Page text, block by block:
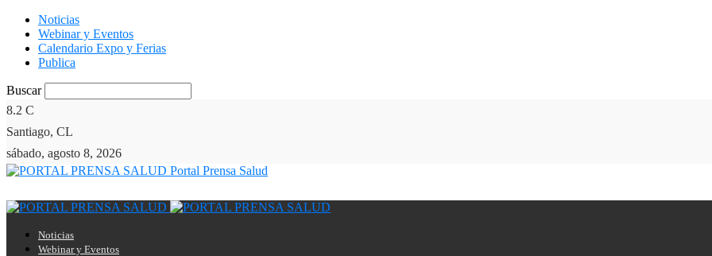
Noticias
Webinar y Eventos
Calendario Expo y Ferias
Publica
Buscar
8.2 C
Santiago, CL
sábado, agosto 8, 2026
Portal Prensa Salud
Noticias
Webinar y Eventos